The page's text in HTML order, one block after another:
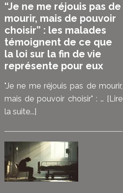
“Je ne me réjouis pas de
mourir, mais de pouvoir
choisir” : les malades
témoignent de ce que
la loi sur la fin de vie
représente pour eux
"Je ne me réjouis pas de mourir,
mais de pouvoir choisir" : … [Lire
la suite...]
me
réjouis
pas